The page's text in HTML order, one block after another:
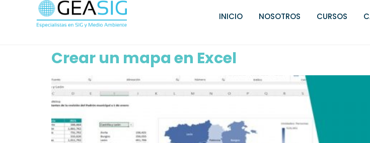
INICIO NOSOTROS CURSOS
Crear un mapa en Excel